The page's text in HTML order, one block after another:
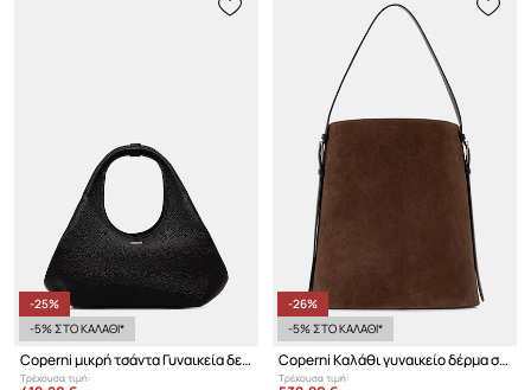
-25%
-5% ΣΤΟ ΚΑΛΑΘΙ*
Coperni μικρή τσάντα Γυναικεία δερμάτινη
Τρέχουσα τιμή:
-26%
-5% ΣΤΟ ΚΑΛΑΘΙ*
Coperni Καλάθι γυναικείο δέρμα σουέτ
Τρέχουσα τιμή: